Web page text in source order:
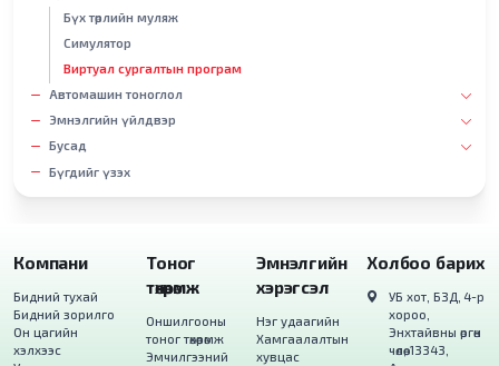
Бүх төрлийн муляж
Симулятор
Виртуал сургалтын програм
Автомашин тоноглол
Эмнэлгийн үйлдвэр
Бусад
Бүгдийг үзэх
Компани
Бидний тухай
Бидний зорилго
Он цагийн
хэлхээс
Тоног
төхөөрөмж
Оншилгооны
тоног төхөөрөмж
Эмчилгээний
Эмнэлгийн
хэрэгсэл
Нэг удаагийн
Хамгаалалтын
хувцас
Холбоо барих
УБ хот, БЗД, 4-р
хороо,
Энхтайвны өргөн
чөлөө, 13343,